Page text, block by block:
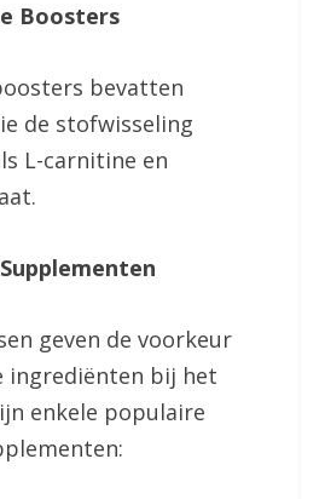
Boosters
bevatten
de stofwisseling
L-carnitine en
geven de voorkeur
ingrediënten bij het
enkele populaire